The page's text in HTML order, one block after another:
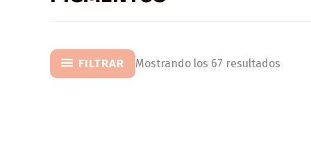
FILTRAR Mostrando los 67 resultados